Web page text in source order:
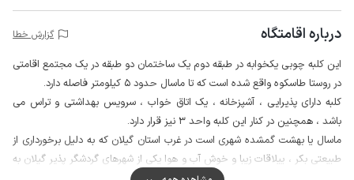
درباره اقامتگاه گزارش خطا
این کلبه چوبی یکخوابه در طبقه دوم یک ساختمان دو طبقه در یک مجتمع اقامتی
در روستا طاسکوه واقع شده است که تا ماسال حدود 5 کیلومتر فاصله دارد.
کلبه دارای پذیرایی ، آشپزخانه ، یک اتاق خواب ، سرویس بهداشتی و تراس می
باشد ، همچنین در کنار این کلبه واحد 3 نیز قرار دارد.
ماسال یا بهشت گمشده شهری است در غرب استان گیلان که به دلیل برخورداری از
طبیعتی بکر ، ییلاقات زیبا و خوش آب و هوا یکی از شهرهای گردشگر پذیر گیلان به